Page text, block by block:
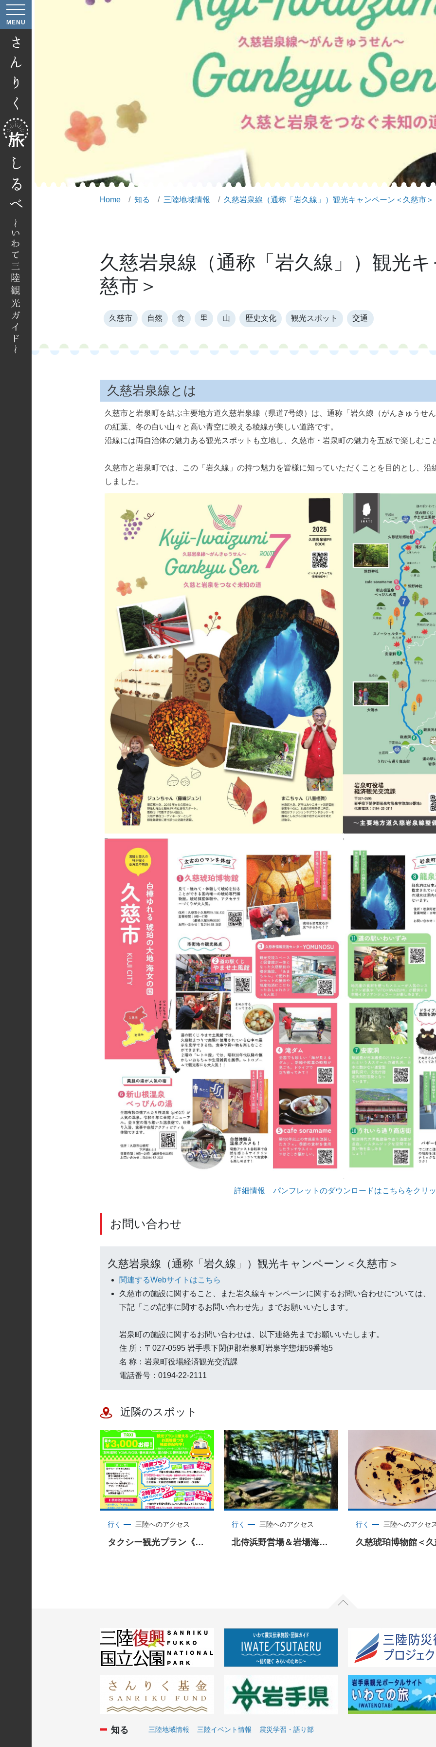
MENU
Home 知る 三陸地域情報 久慈岩泉線（通称「岩久線」）観光キャンペーン＜久慈市＞
久慈岩泉線（通称「岩久線」）観光
慈市＞
久慈市 自然 食 里 山 歴史文化 観光スポット 交通
久慈岩泉線とは
久慈市と岩泉町を結ぶ主要地方道久慈岩泉線（県道7号線）は、通称「岩久線（がんきゅうせ
の紅葉、冬の白い山々と高い青空に映える稜線が美しい道路です。
沿線には両自治体の魅力ある観光スポットも立地し、久慈市・岩泉町の魅力を五感で楽しむこ
久慈市と岩泉町では、この「岩久線」の持つ魅力を皆様に知っていただくことを目的とし、
しました。
詳細情報 パンフレットのダウンロードはこちらをクリ
お問い合わせ
久慈岩泉線（通称「岩久線」）観光キャンペーン＜久慈市＞
関連するWebサイトはこちら
久慈市の施設に関すること、また岩久線キャンペーンに関するお問い合わせについては、
下記「この記事に関するお問い合わせ先」までお願いいたします。
岩泉町の施設に関するお問い合わせは、以下連絡先までお願いいたします。
住 所：〒027-0595 岩手県下閉伊郡岩泉町岩泉字惣畑59番地5
名 称：岩泉町役場経済観光交流課
電話番号：0194-22-2111
近隣のスポット
行く 三陸へのアクセス
タクシー観光プラン《久慈市》
行く 三陸へのアクセス
北侍浜野営場＆岩場海水プール ＜久慈市＞
行く 三陸へのアクセ
知る 三陸地域情報 三陸イベント情報 震災学習・語り部